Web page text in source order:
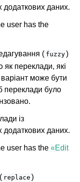
даних.
user has the
( fuzzy)
як переклади, які
може бути
переклади було
із
даних.
user has the «Edit
replace )